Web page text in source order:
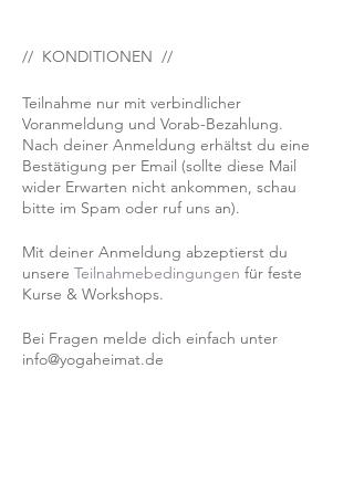
// KONDITIONEN //
Teilnahme nur mit verbindlicher
Voranmeldung und Vorab-Bezahlung.
Nach deiner Anmeldung erhältst du eine
Bestätigung per Email (sollte diese Mail
wider Erwarten nicht ankommen, schau
bitte im Spam oder ruf uns an).
Mit deiner Anmeldung abzeptierst du
unsere Teilnahmebedingungen für feste
Kurse & Workshops.
Bei Fragen melde dich einfach unter
info@yogaheimat.de